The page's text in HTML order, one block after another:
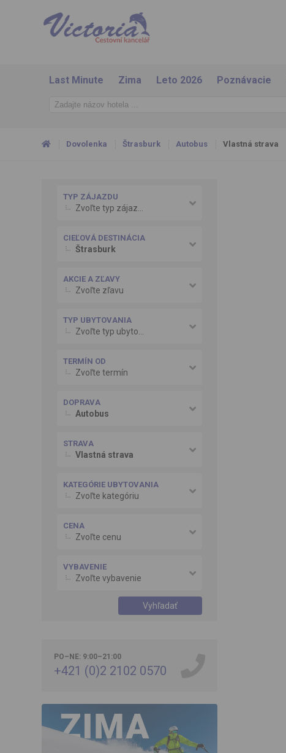
Last Minute Zima Leto 2026 Poznávacie
Dovolenka Štrasburk Autobus Vlastná strava
TYP ZÁJAZDU
Zvoľte typ zájazdu
CIEĽOVÁ DESTINÁCIA
Štrasburk
AKCIE A ZĽAVY
Zvoľte zľavu
TYP UBYTOVANIA
Zvoľte typ ubytovania
TERMÍN OD
Zvoľte termín
DOPRAVA
Autobus
STRAVA
Vlastná strava
KATEGÓRIE UBYTOVANIA
Zvoľte kategóriu
CENA
Zvoľte cenu
VYBAVENIE
Zvoľte vybavenie
Vyhľadať
PO–NE: 9:00–21:00
+421 (0)2 2102 0570